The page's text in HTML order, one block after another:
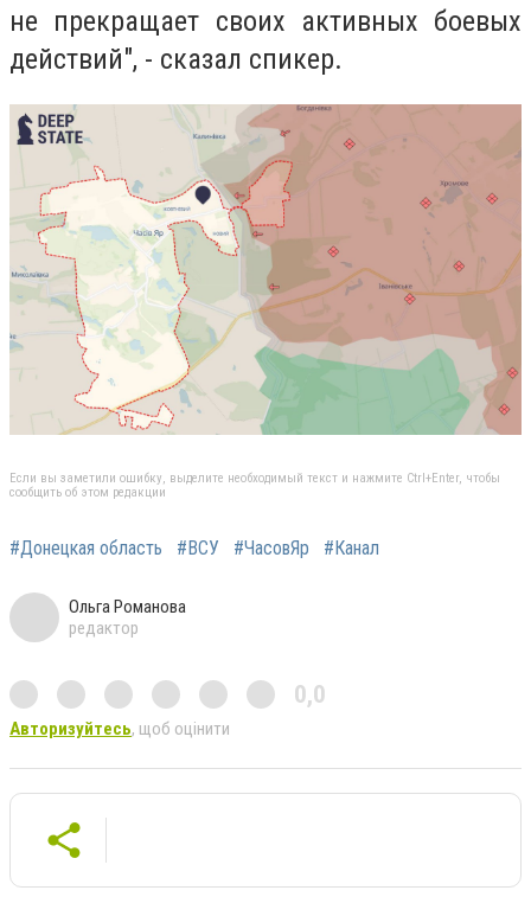
не прекращает своих активных боевых
действий", - сказал спикер.
Если вы заметили ошибку, выделите необходимый текст и нажмите Ctrl+Enter, чтобы
сообщить об этом редакции
#Донецкая область #ВСУ #ЧасовЯр #Канал
Ольга Романова
редактор
0,0
Авторизуйтесь, щоб оцінити